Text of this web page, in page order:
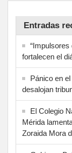
Entradas
“Impulsores
fortalecen el
Pánico en
desalojan
El Colegio
Mérida
Zoraida Mora